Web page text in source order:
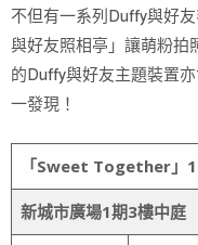
不但有一系列Duffy與好
與好友照相亭」讓萌粉
的Duffy與好友主題裝置
一發現！
「Sweet Together」
新城市廣場1期3樓中庭